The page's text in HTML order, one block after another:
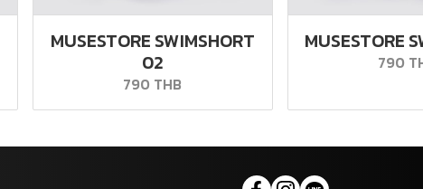
MUSESTORE SWIMSHORT
02
790 THB
MUSESTORE
790